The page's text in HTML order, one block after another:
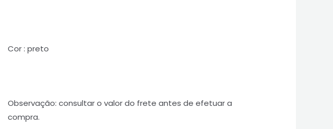
Cor : preto
Observação: consultar o valor do frete antes de efetuar a
compra.